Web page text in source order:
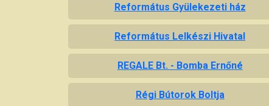
Református Gyülekezeti ház
Református Lelkészi Hivatal
REGALE Bt. - Bomba Ernőné
Régi Bútorok Boltja